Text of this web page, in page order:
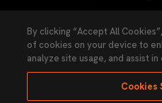
Ley Transparencia
By clicking “Accept All
of cookies on your device to
analyze site usage, and assist
Cookies